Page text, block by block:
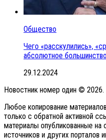
Общество
Чего «расскулились»,
абсолютное
29.12.2024
Новостник номер один ©
Любое копирование
только с обратной активной
материалы опубликованные на
источников и других порталов